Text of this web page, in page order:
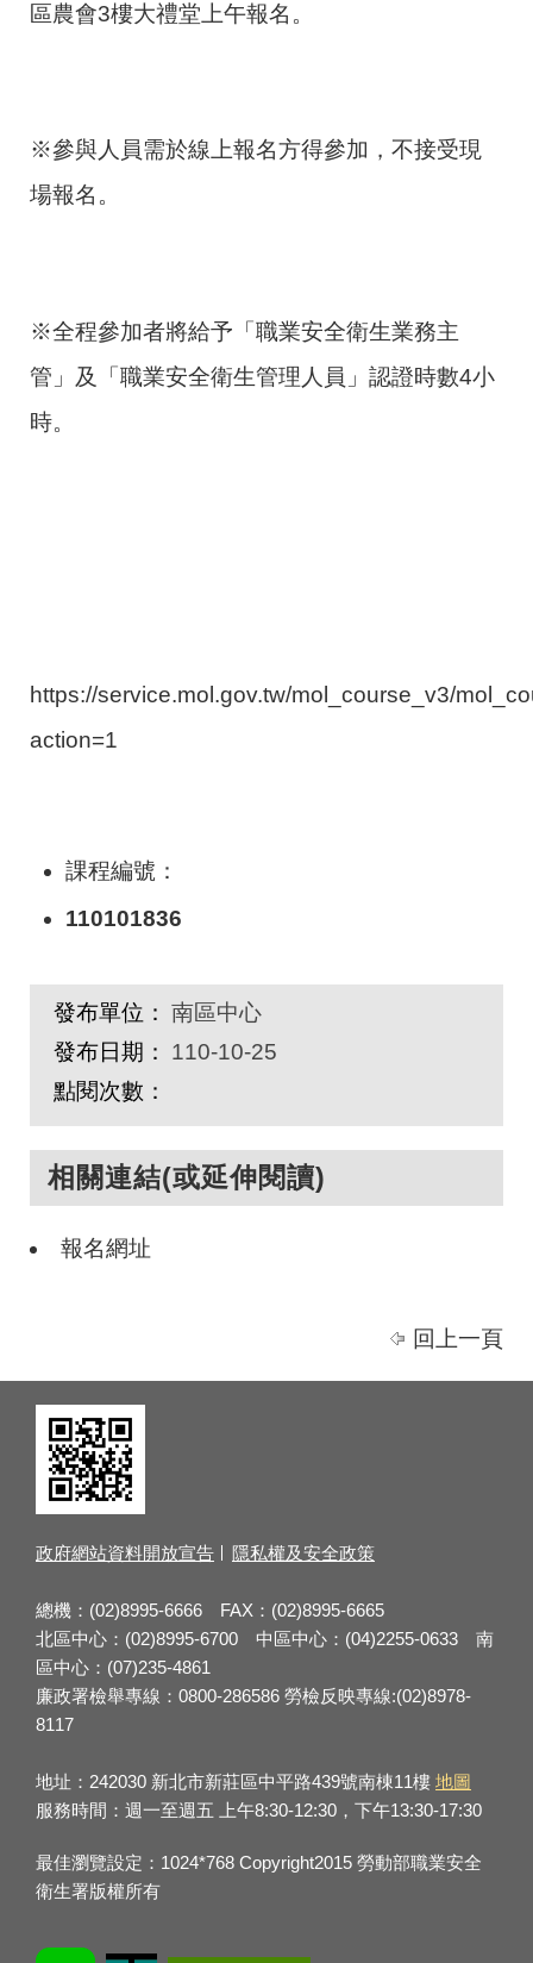
區農會3樓大禮堂上午報名。
※參與人員需於線上報名方得參加，不接受現
場報名。
※全程參加者將給予「職業安全衛生業務主
管」及「職業安全衛生管理人員」認證時數4小
時。
https://service.mol.gov.tw/mol_course_v3/
action=1
課程編號：
110101836
發布單位： 南區中心
發布日期：
110-10-25
點閱次數：
相關連結(或延伸閱讀)
報名網址
回上一頁
政府網站資料開放宣告 隱私權及安全政策
總機：(02)8995-6666 FAX：(02)8995-6665
北區中心：(02)8995-6700 中區中心：(04)2255-0633 南
區中心：(07)235-4861
廉政署檢舉專線：0800-286586 勞檢反映專線:(02)8978-
8117
地址：242030 新北市新莊區中平路439號南棟11樓 地圖
服務時間：週一至週五 上午8:30-12:30，下午13:30-17:30
最佳瀏覽設定：1024*768 Copyright2015 勞動部職業安全
衛生署版權所有